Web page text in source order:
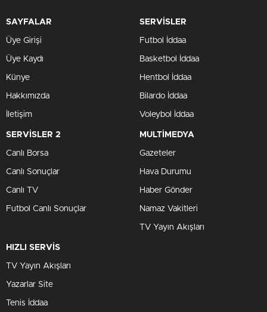
SAYFALAR
Üye Girişi
Üye Kaydı
Künye
Hakkımızda
İletişim
SERVİSLER
Futbol İddaa
Basketbol İddaa
Hentbol İddaa
Bilardo İddaa
Voleybol İddaa
SERVİSLER 2
Canlı Borsa
Canlı Sonuçlar
Canlı TV
Futbol Canlı Sonuçlar
MULTİMEDYA
Gazeteler
Hava Durumu
Haber Gönder
Namaz Vakitleri
TV Yayın Akışları
HIZLI SERVİS
TV Yayın Akışları
Yazarlar Site
Tenis İddaa